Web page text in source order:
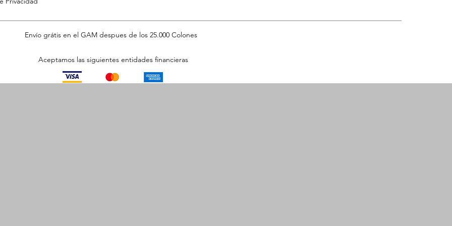
Envío grátis en el GAM despues de los 25.000 Colones
Aceptamos las siguientes entidades financieras